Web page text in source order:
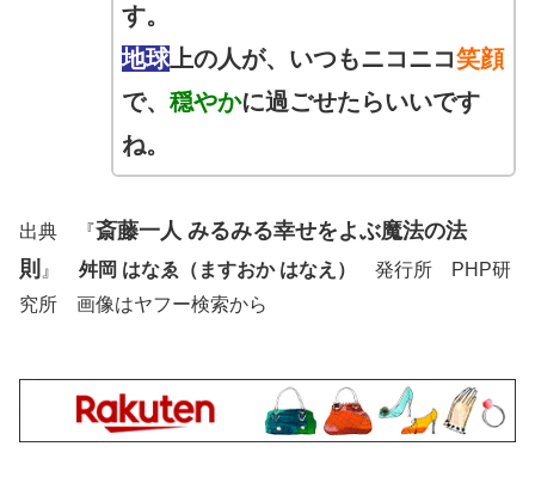
す。
地球上の人が、いつもニコニコ笑顔
で、 穏やかに過ごせたらいいです
ね。
出典 『斎藤一人 みるみる幸せをよぶ魔法の法
則 』 舛岡 はなゑ （ますおか はなえ）
発行所 PHP研
究所 画像はヤフー検索から